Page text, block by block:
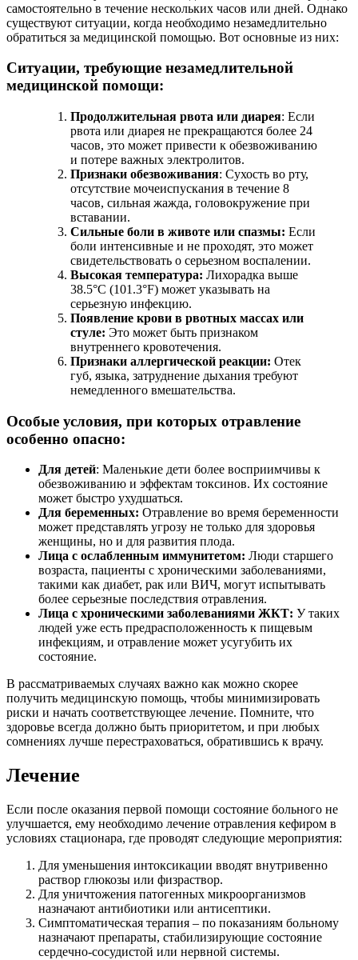
самостоятельно в течение нескольких часов или дней. Однако
существуют ситуации, когда необходимо незамедлительно
обратиться за медицинской помощью. Вот основные из них:
Ситуации, требующие незамедлительной
медицинской помощи:
Продолжительная рвота или диарея: Если
рвота или диарея не прекращаются более 24
часов, это может привести к обезвоживанию
и потере важных электролитов.
Признаки обезвоживания: Сухость во рту,
отсутствие мочеиспускания в течение 8
часов, сильная жажда, головокружение при
вставании.
Сильные боли в животе или спазмы: Если
боли интенсивные и не проходят, это может
свидетельствовать о серьезном воспалении.
Высокая температура: Лихорадка выше
38.5°C (101.3°F) может указывать на
серьезную инфекцию.
Появление крови в рвотных массах или
стуле: Это может быть признаком
внутреннего кровотечения.
Признаки аллергической реакции: Отек
губ, языка, затруднение дыхания требуют
немедленного вмешательства.
Особые условия, при которых отравление
особенно опасно:
Для детей: Маленькие дети более восприимчивы к
обезвоживанию и эффектам токсинов. Их состояние
может быстро ухудшаться.
Для беременных: Отравление во время беременности
может представлять угрозу не только для здоровья
женщины, но и для развития плода.
Лица с ослабленным иммунитетом: Люди старшего
возраста, пациенты с хроническими заболеваниями,
такими как диабет, рак или ВИЧ, могут испытывать
более серьезные последствия отравления.
Лица с хроническими заболеваниями ЖКТ: У таких
людей уже есть предрасположенность к пищевым
инфекциям, и отравление может усугубить их
состояние.
В рассматриваемых случаях важно как можно скорее
получить медицинскую помощь, чтобы минимизировать
риски и начать соответствующее лечение. Помните, что
здоровье всегда должно быть приоритетом, и при любых
сомнениях лучше перестраховаться, обратившись к врачу.
Лечение
Если после оказания первой помощи состояние больного не
улучшается, ему необходимо лечение отравления кефиром в
условиях стационара, где проводят следующие мероприятия:
Для уменьшения интоксикации вводят внутривенно
раствор глюкозы или физраствор.
Для уничтожения патогенных микроорганизмов
назначают антибиотики или антисептики.
Симптоматическая терапия – по показаниям больному
назначают препараты, стабилизирующие состояние
сердечно-сосудистой или нервной системы.